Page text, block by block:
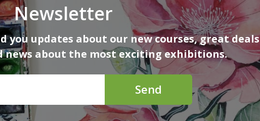
Newsletter
you updates about our new courses, great deals
news about the most exciting exhibitions.
Send